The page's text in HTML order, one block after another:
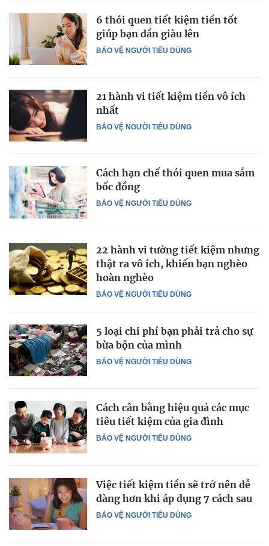
BẢO VỆ NGƯỜI TIÊU DÙNG
6 thói quen tiết kiệm tiền tốt
giúp bạn dần giàu lên
BẢO VỆ NGƯỜI TIÊU DÙNG
21 hành vi tiết kiệm tiền vô ích
nhất
BẢO VỆ NGƯỜI TIÊU DÙNG
Cách hạn chế thói quen mua sắm
bốc đồng
BẢO VỆ NGƯỜI TIÊU DÙNG
22 hành vi tưởng tiết kiệm nhưng
thật ra vô ích, khiến bạn nghèo
hoàn nghèo
BẢO VỆ NGƯỜI TIÊU DÙNG
5 loại chi phí bạn phải trả cho sự
bừa bộn của mình
BẢO VỆ NGƯỜI TIÊU DÙNG
Cách cân bằng hiệu quả các mục
tiêu tiết kiệm của gia đình
BẢO VỆ NGƯỜI TIÊU DÙNG
Việc tiết kiệm tiền sẽ trở nên dễ
dàng hơn khi áp dụng 7 cách sau